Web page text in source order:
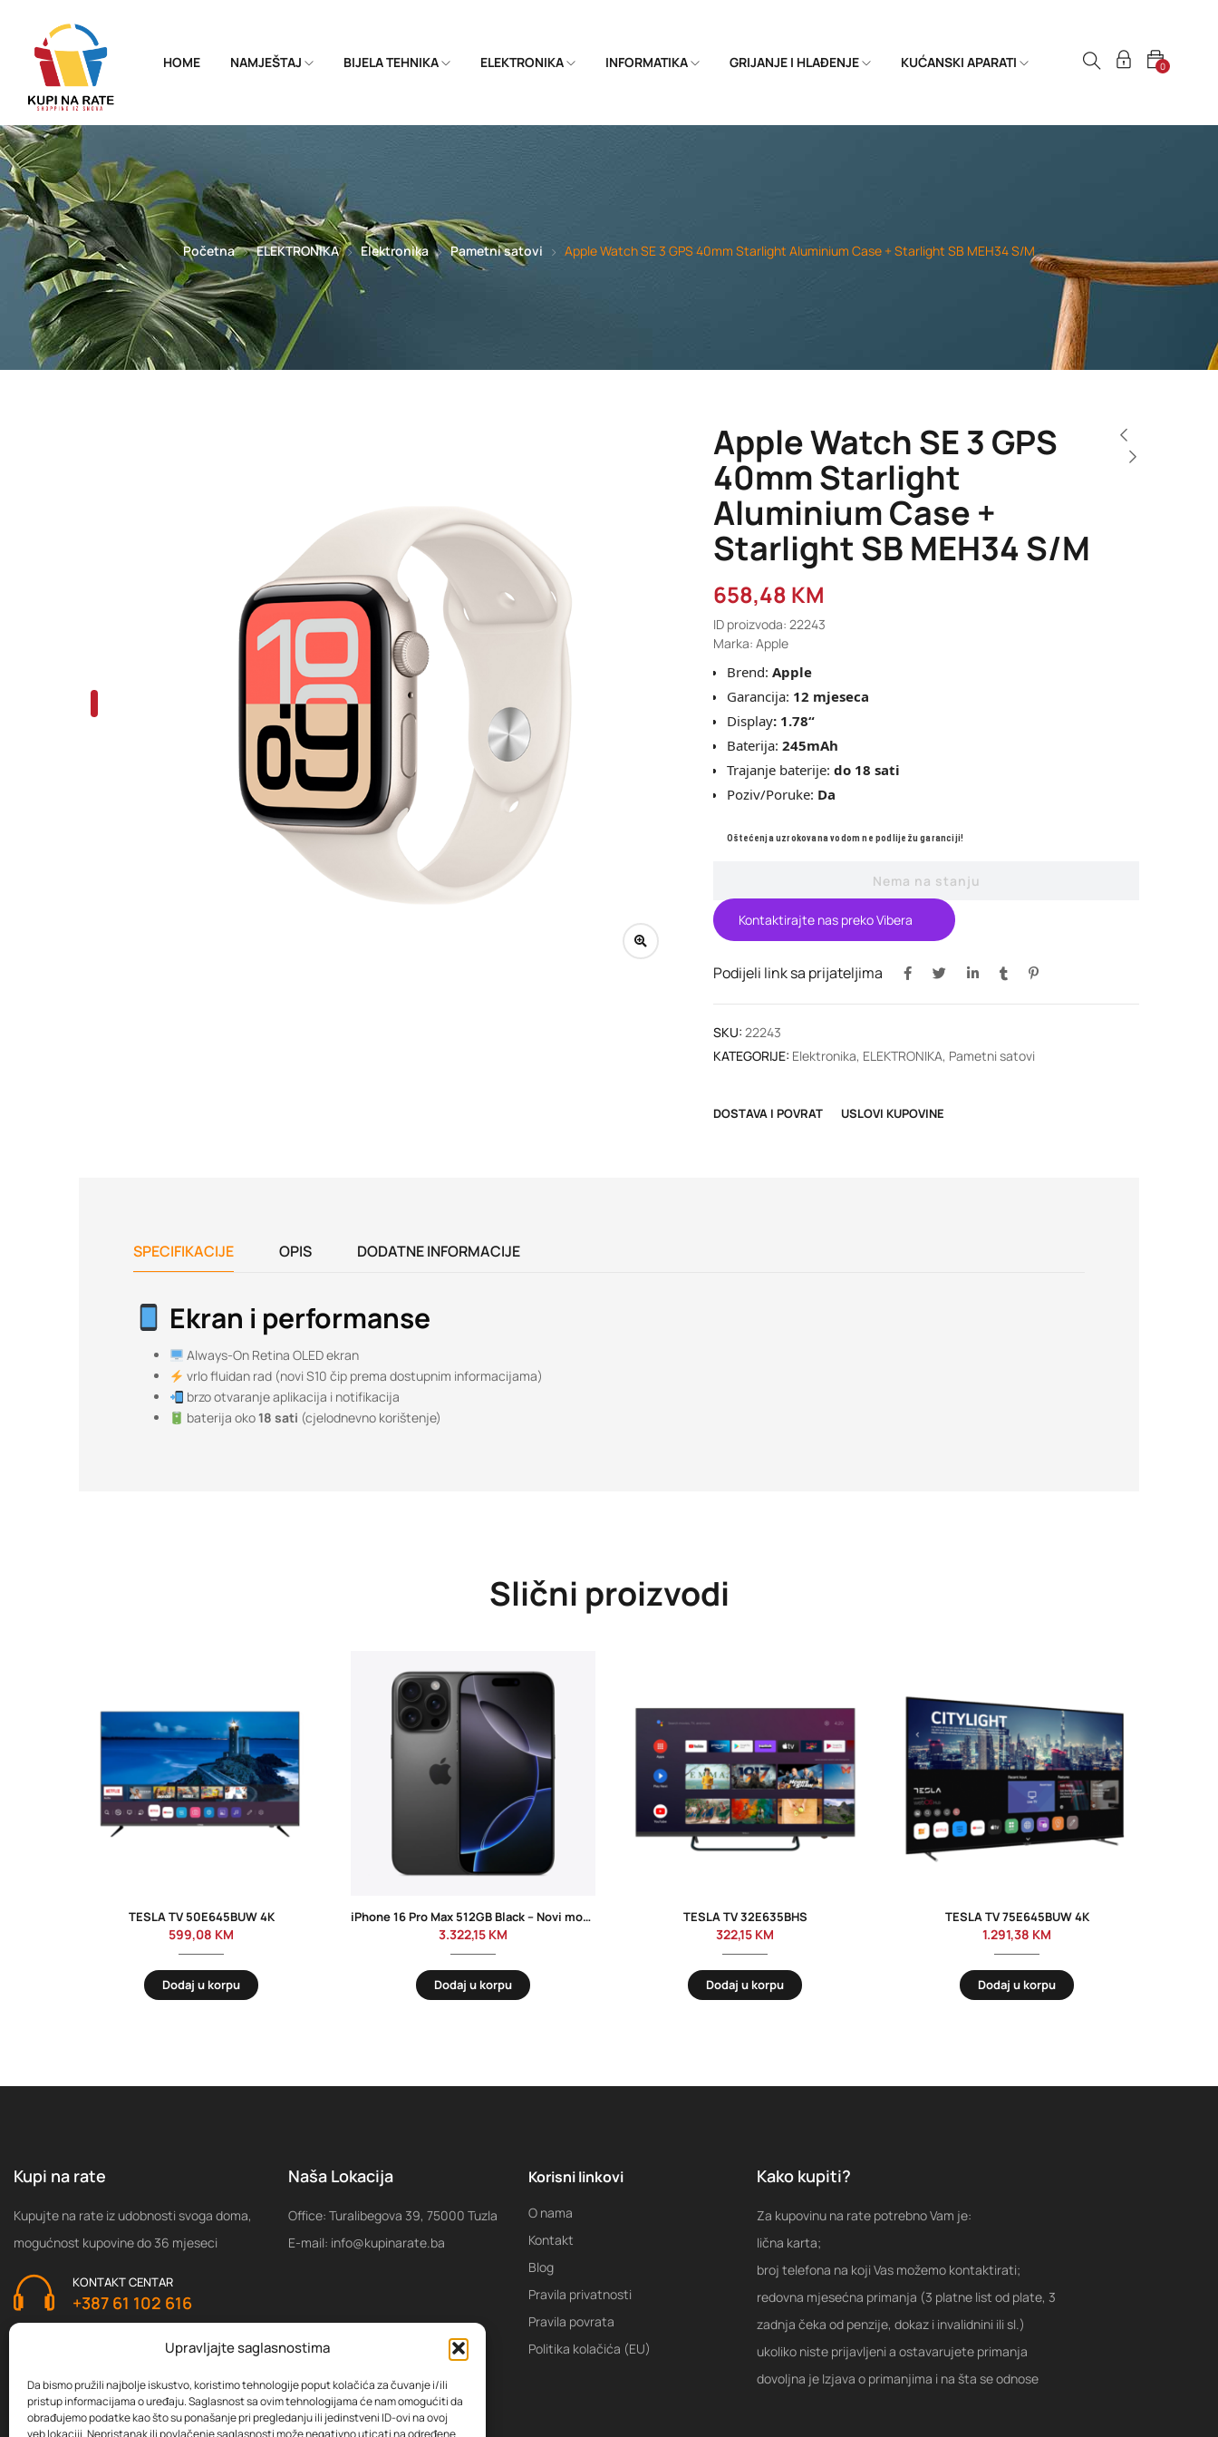
Upravljajte saglasnostima
Da bismo pružili najbolje iskustvo, koristimo tehnologije poput kolačića za čuvanje i/ili
pristup informacijama o uređaju. Saglasnost sa ovim tehnologijama će nam omogućiti da
obrađujemo podatke kao što su ponašanje pri pregledanju ili jedinstveni ID-ovi na ovoj
veb lokaciji. Nepristanak ili povlačenje saglasnosti može negativno uticati na određene
HOME NAMJEŠTAJ BIJELA TEHNIKA ELEKTRONIKA INFORMATIKA GRIJANJE I HLAĐENJE KUĆANSKI APARATI 0
Početna ELEKTRONIKA Elektronika Pametni satovi Apple Watch SE 3 GPS 40mm Starlight Aluminium Case + Starlight SB MEH34 S/M
Apple Watch SE 3 GPS
40mm Starlight
Aluminium Case +
Starlight SB MEH34 S/M
658,48 KM
ID proizvoda: 22243
Marka: Apple
Brend: Apple
Garancija: 12 mjeseca
Display: 1.78“
Baterija: 245mAh
Trajanje baterije: do 18 sati
Poziv/Poruke: Da
Oštećenja uzrokovana vodom ne podliježu garanciji!
Nema na stanju
Kontaktirajte nas preko Vibera
Podijeli link sa prijateljima
SKU: 22243
KATEGORIJE: Elektronika, ELEKTRONIKA, Pametni satovi
DOSTAVA I POVRAT USLOVI KUPOVINE
SPECIFIKACIJE OPIS DODATNE INFORMACIJE
Ekran i performanse
Always-On Retina OLED ekran
vrlo fluidan rad (novi S10 čip prema dostupnim informacijama)
brzo otvaranje aplikacija i notifikacija
baterija oko 18 sati (cjelodnevno korištenje)
Slični proizvodi
TESLA TV 50E645BUW 4K
599,08 KM
Dodaj u korpu
iPhone 16 Pro Max 512GB Black – Novi model
3.322,15 KM
Dodaj u korpu
TESLA TV 32E635BHS
322,15 KM
Dodaj u korpu
TESLA TV 75E645BUW 4K
1.291,38 KM
Dodaj u korpu
Kupi na rate
Kupujte na rate iz udobnosti svoga doma,
mogućnost kupovine do 36 mjeseci
KONTAKT CENTAR
+387 61 102 616
Naša Lokacija
Office: Turalibegova 39, 75000 Tuzla
E-mail: info@kupinarate.ba
Korisni linkovi
O nama
Kontakt
Blog
Pravila privatnosti
Pravila povrata
Politika kolačića (EU)
Kako kupiti?
Za kupovinu na rate potrebno Vam je:
lična karta;
broj telefona na koji Vas možemo kontaktirati;
redovna mjesećna primanja (3 platne list od plate, 3
zadnja čeka od penzije, dokaz i invalidnini ili sl.)
ukoliko niste prijavljeni a ostavarujete primanja
dovoljna je Izjava o primanjima i na šta se odnose